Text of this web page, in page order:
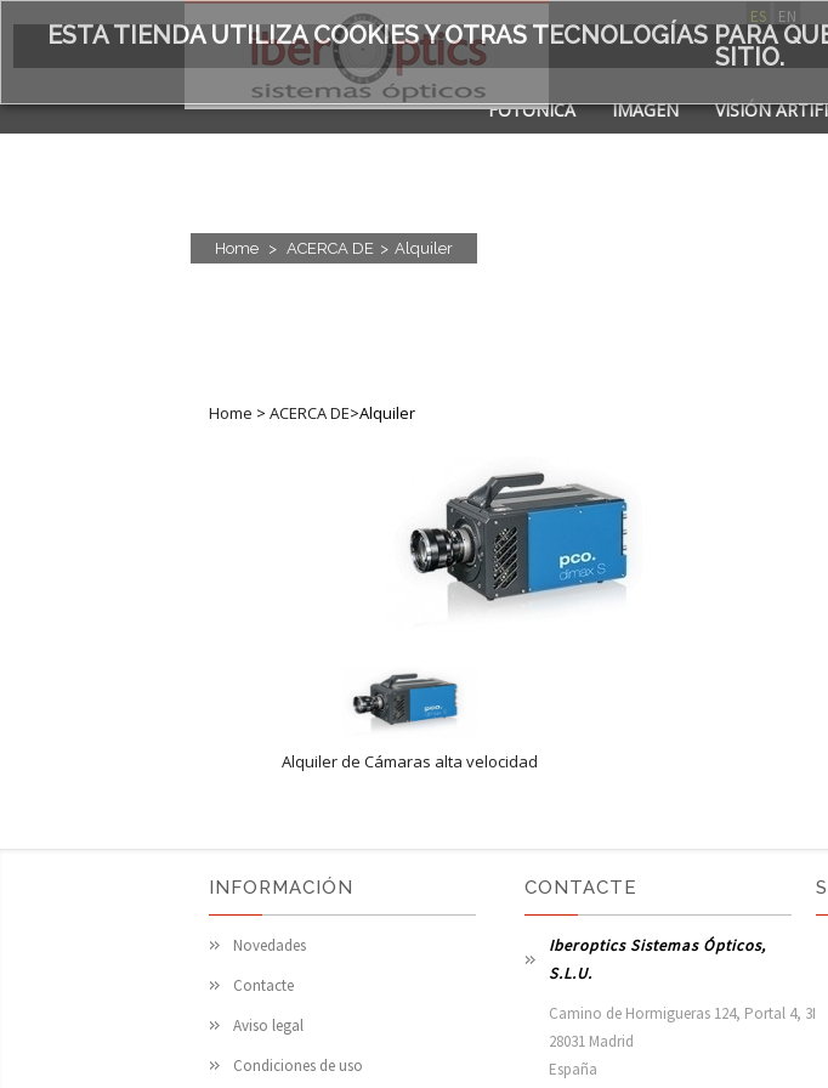
ES EN
FOTÓNICA IMAGEN VISIÓN
ACERCA DE
Home > ACERCA DE > Alquiler
Home > ACERCA DE>Alquiler
Alquiler de Cámaras alta velocidad
INFORMACIÓN
Novedades
Contacte
Aviso legal
Condiciones de uso
CONTACTE
Iberoptics Sistemas Ópticos,
S.L.U.
Camino de Hormigueras 124, Portal 4, 3I
28031 Madrid
España
ESTA TIENDA UTILIZA COOKIES Y OTRAS TECNOLOGÍAS PARA
SITIO.